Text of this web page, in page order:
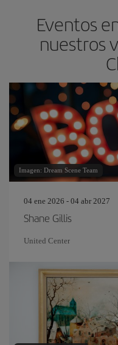
Eventos
nuestros
Imagen: Dream Scene Team
04 ene 2026 - 04 abr 2027
Shane Gillis
United Center